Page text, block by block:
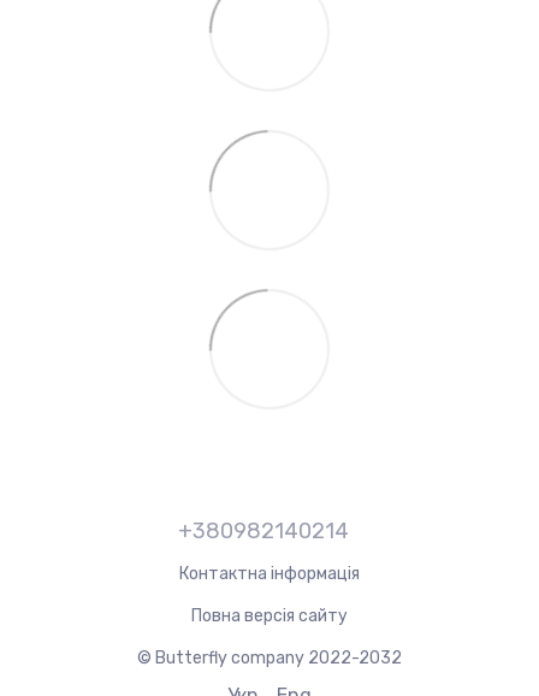
+380982140214
Контактна інформація
Повна версія сайту
© Butterfly company 2022-2032